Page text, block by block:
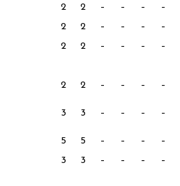
2 2 – – –
–
2 2 – – –
–
2 2 – – –
–
2 2 – – – –
3 3 – – – –
5 5 – – –
–
3 3 – – –
–